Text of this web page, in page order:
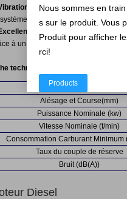
et Bruit Bas
équipé avec un dispositif
Performance:
à un taux de consommation de
technique du Moteur diesel 4114 :
Modèle représentatif
Alésage et Course(mm)
Puissance Nominale (kw)
Vitesse Nominale (t/min)
Consommation Carburant Minimum
Taux du couple de réserve
Bruit (dB(A))
Diesel
Nous sommes en
s sur le produit. Vous
Produit pour afficher
rci!
Products